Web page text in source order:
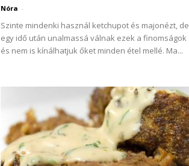
Nóra -
Szinte mindenki használ ketchupot és majonézt, de
egy idő után unalmassá válnak ezek a finomságok
és nem is kínálhatjuk őket minden étel mellé. Ma...